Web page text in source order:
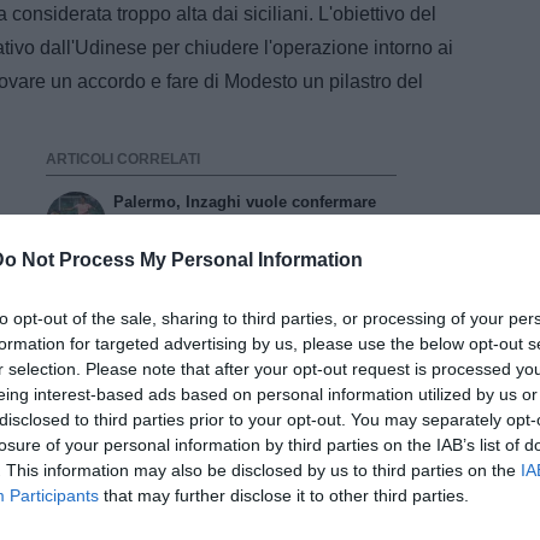
Not Process My Personal Information
opt-out of the sale, sharing to third parties, or processing of your
for targeted advertising by us, please use the below opt-out
selection. Please note that after your opt-out request is processed
interest-based ads based on personal information utilized by us
to third parties prior to your opt-out. You may separately
of your personal information by third parties on the IAB’s list of
This information may also be disclosed by us to third parties on the
Participants that may further disclose it to other third parties.
considerata troppo alta dai siciliani. L'obiettivo del
dall'Udinese per chiudere l'operazione intorno ai
un accordo e fare di Modesto un pilastro del
ARTICOLI CORRELATI
Palermo, Inzaghi vuole confermare
rientrare il prima possibile"
ESCLUSIVA TB - Schira: "L'Udinese
spinge per la cessione in B di Rui
Modesto: la situazione"